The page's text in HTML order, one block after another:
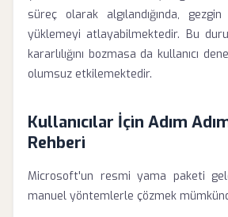
süreç olarak algılandığında,
yüklemeyi atlayabilmektedir. Bu
kararlılığını bozmasa da kullanıcı
olumsuz etkilemektedir.
Kullanıcılar İçin Adım
Rehberi
Microsoft'un resmi yama paketi
manuel yöntemlerle çözmek